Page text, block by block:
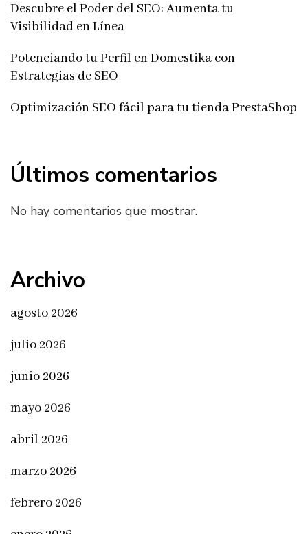
Descubre el Poder del SEO: Aumenta tu
Visibilidad en Línea
Potenciando tu Perfil en Domestika con
Estrategias de SEO
Optimización SEO fácil para tu tienda PrestaShop
Últimos comentarios
No hay comentarios que mostrar.
Archivo
agosto 2026
julio 2026
junio 2026
mayo 2026
abril 2026
marzo 2026
febrero 2026